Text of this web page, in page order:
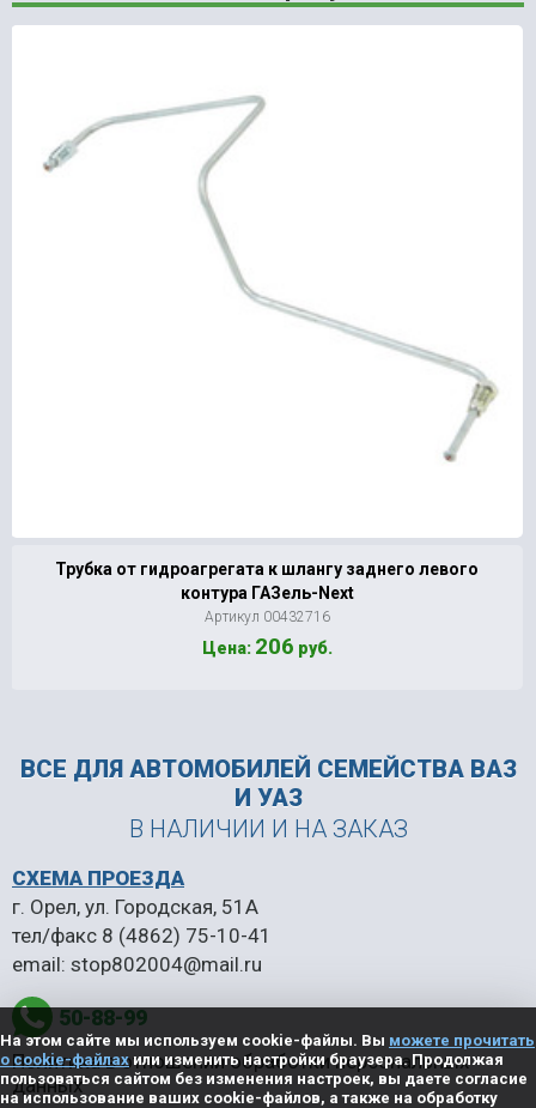
Трубка от гидроагрегата к шлангу заднего левого
контура ГАЗель-Next
Артикул 00432716
Цена: 206 руб.
ВСЕ ДЛЯ АВТОМОБИЛЕЙ СЕМЕЙСТВА ВАЗ
И УАЗ
В НАЛИЧИИ И НА ЗАКАЗ
50-88-99
СХЕМА ПРОЕЗДА
г. Орел, ул. Городская, 51А
тел/факс 8 (4862) 75-10-41
email: stop802004@mail.ru
Политика в отношении обработки персональных
данных
На этом сайте мы используем cookie-файлы. Вы можете прочитать
о cookie-файлахили изменить настройки браузера. Продолжая
пользоваться сайтом без изменения настроек, вы даете согласие
на использование ваших cookie-файлов, а также на обработку